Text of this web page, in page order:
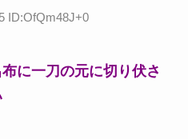
ID:OfQm48J+0
に一刀の元に切り伏さ